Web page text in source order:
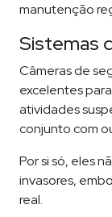
manutenção
Sistemas
Câmeras de
excelentes
atividades
conjunto com
Por si só, eles
invasores,
real.